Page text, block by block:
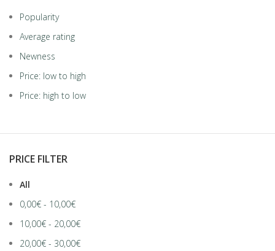
Popularity
Average rating
Newness
Price: low to high
Price: high to low
PRICE FILTER
All
0,00€ - 10,00€
10,00€ - 20,00€
20,00€ - 30,00€